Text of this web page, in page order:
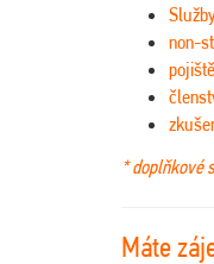
non-
* doplňkové
Máte